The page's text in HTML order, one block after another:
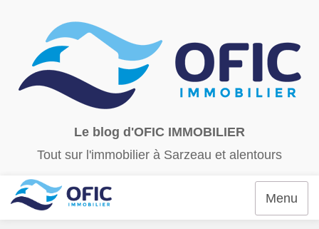
Le blog d'OFIC IMMOBILIER
Tout sur l'immobilier à Sarzeau et alentours
Menu